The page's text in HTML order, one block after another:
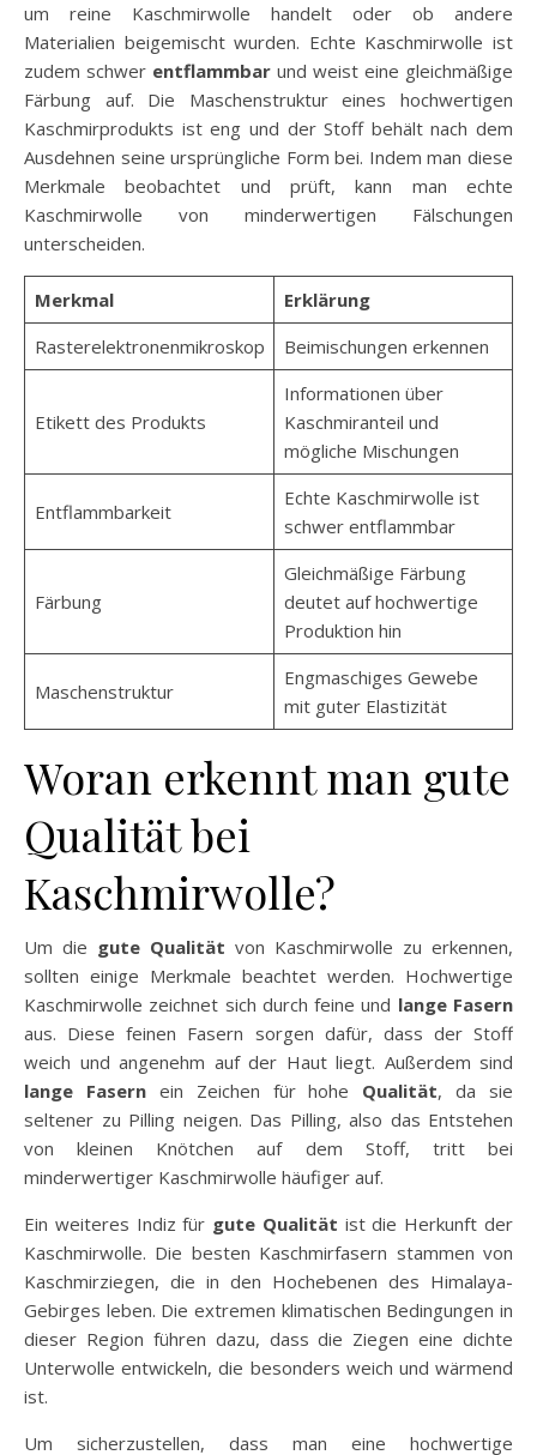
um reine Kaschmirwolle handelt oder ob andere
Materialien beigemischt wurden. Echte Kaschmirwolle ist
zudem schwer entflammbar und weist eine gleichmäßige
Färbung auf. Die Maschenstruktur eines hochwertigen
Kaschmirprodukts ist eng und der Stoff behält nach dem
Ausdehnen seine ursprüngliche Form bei. Indem man diese
Merkmale beobachtet und prüft, kann man echte
Kaschmirwolle von minderwertigen Fälschungen
unterscheiden.
Merkmal
Erklärung
Rasterelektronenmikroskop
Beimischungen erkennen
Etikett des Produkts
Informationen über
Kaschmiranteil und
mögliche Mischungen
Entflammbarkeit
Echte Kaschmirwolle ist
schwer entflammbar
Färbung
Gleichmäßige Färbung
deutet auf hochwertige
Produktion hin
Maschenstruktur
Engmaschiges Gewebe
mit guter Elastizität
Woran erkennt man gute
Qualität bei
Kaschmirwolle?
Um die gute Qualität von Kaschmirwolle zu erkennen,
sollten einige Merkmale beachtet werden. Hochwertige
Kaschmirwolle zeichnet sich durch feine und lange Fasern
aus. Diese feinen Fasern sorgen dafür, dass der Stoff
weich und angenehm auf der Haut liegt. Außerdem sind
lange Fasernein Zeichen für hohe Qualität, da sie
seltener zu Pilling neigen. Das Pilling, also das Entstehen
von kleinen Knötchen auf dem Stoff, tritt bei
minderwertiger Kaschmirwolle häufiger auf.
Ein weiteres Indiz für gute Qualität ist die Herkunft der
Kaschmirwolle. Die besten Kaschmirfasern stammen von
Kaschmirziegen, die in den Hochebenen des Himalaya-
Gebirges leben. Die extremen klimatischen Bedingungen in
dieser Region führen dazu, dass die Ziegen eine dichte
Unterwolle entwickeln, die besonders weich und wärmend
ist.
Um sicherzustellen, dass man eine hochwertige